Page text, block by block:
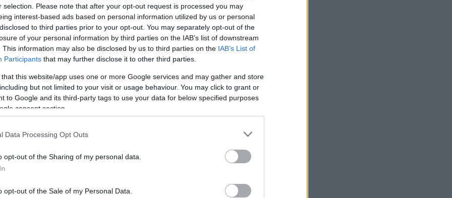
selection. Please note that after your opt-out request is processed you may
interest-based ads based on personal information utilized by us or personal
to third parties prior to your opt-out. You may separately opt-out of the
of your personal information by third parties on the IAB’s list of downstream
This information may also be disclosed by us to third parties on the IAB’s List of
Participants that may further disclose it to other third parties.
that this website/app uses one or more Google services and may gather and store
but not limited to your visit or usage behaviour. You may click to grant or
to Google and its third-party tags to use your data for below specified purposes
consent section.
Data Processing Opt Outs
opt-out of the Sharing of my personal data.
opt-out of the Sale of my Personal Data.
nem tudod
kattints!